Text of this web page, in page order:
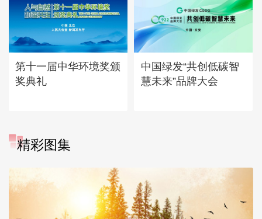
第十一届中华环境奖颁
奖典礼
中国绿发“共创低碳智
慧未来”品牌大会
精彩图集